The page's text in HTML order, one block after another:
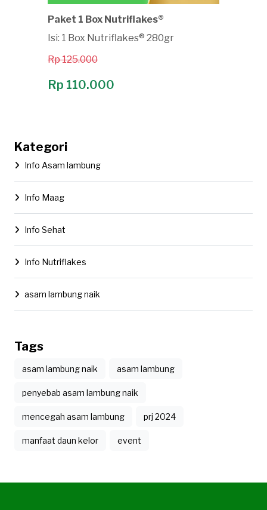
Paket 1 Box Nutriflakes®
Isi: 1 Box Nutriflakes® 280gr
Rp 125.000
Rp 110.000
Kategori
Info Asam lambung
Info Maag
Info Sehat
Info Nutriflakes
asam lambung naik
Tags
asam lambung naik asam lambung
penyebab asam lambung naik
mencegah asam lambung prj 2024
manfaat daun kelor event